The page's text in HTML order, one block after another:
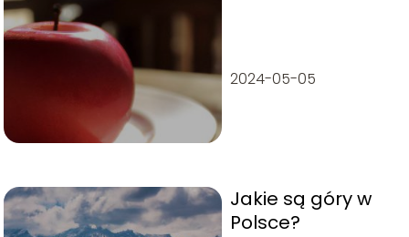
2024-05-05
Jakie są góry w
Polsce?